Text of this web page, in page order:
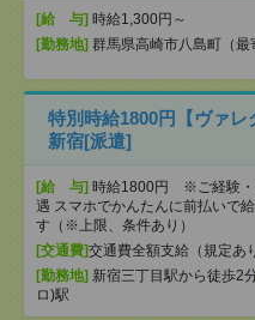
[給 与] 時給1,300円～
[勤務地] 群馬県高崎市八島町（最
特別時給1800円【ヴァ
新宿[派遣]
[給 与] 時給1800円 ※ご経験・
遇 スマホでかんたんに前払いで
す（※上限、条件あり）
[交通費]交通費全額支給（規定あ
[勤務地] 新宿三丁目駅から徒歩2
ロ)駅